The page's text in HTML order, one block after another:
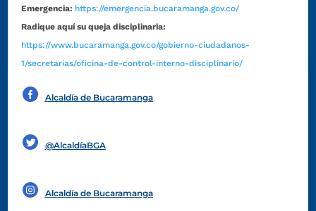
Emergencia: https://emergencia.bucaramanga.gov.co/
Radique aquí su queja disciplinaria:
https://www.bucaramanga.gov.co/gobierno-ciudadanos-
1/secretarias/oficina-de-control-interno-disciplinario/
Alcaldía de Bucaramanga
@AlcaldíaBGA
Alcaldía de Bucaramanga